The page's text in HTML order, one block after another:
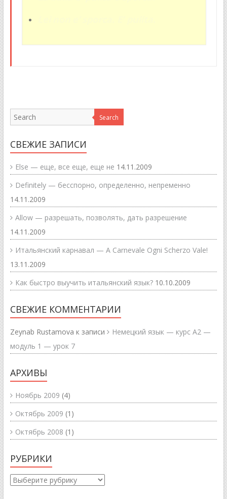
Search
СВЕЖИЕ ЗАПИСИ
Else — еще, все еще, еще не 14.11.2009
Definitely — бесспорно, определенно, непременно
14.11.2009
Allow — разрешать, позволять, дать разрешение
14.11.2009
Итальянский карнавал — A Carnevale Ogni Scherzo Vale!
13.11.2009
Как быстро выучить итальянский язык? 10.10.2009
СВЕЖИЕ КОММЕНТАРИИ
Zeynab Rustamova к записи
Немецкий язык — курс А2 —
модуль 1 — урок 7
АРХИВЫ
Ноябрь 2009 (4)
Октябрь 2009 (1)
Октябрь 2008 (1)
РУБРИКИ
Рубрики